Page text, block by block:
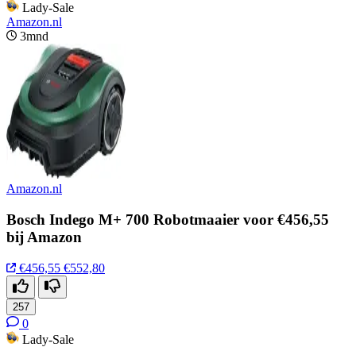
Lady-Sale
Amazon.nl
3mnd
Amazon.nl
Bosch Indego M+ 700 Robotmaaier voor €456,55
bij Amazon
€456,55 €552,80
257
0
Lady-Sale